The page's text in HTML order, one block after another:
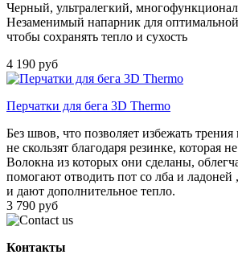
Черный, ультралегкий,
Незаменимый напарник для
чтобы сохранять тепло и сухость
4 190 руб
Перчатки для бега 3D Thermo
Без швов, что позволяет избежать
не скользят благодаря резинке, которая
Волокна из которых они сделаны,
помогают отводить пот со лба и ладоней
и дают дополнительное тепло.
3 790 руб
Контакты